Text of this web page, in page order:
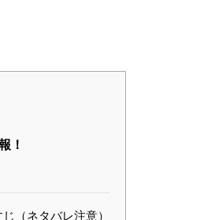
！
（ネタバレ注意）